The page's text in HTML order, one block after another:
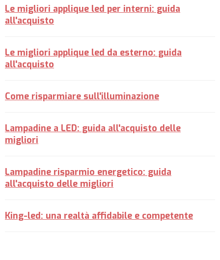
Le migliori applique led per interni: guida
all'acquisto
Le migliori applique led da esterno: guida
all'acquisto
Come risparmiare sull'illuminazione
Lampadine a LED: guida all'acquisto delle
migliori
Lampadine risparmio energetico: guida
all'acquisto delle migliori
King-led: una realtà affidabile e competente